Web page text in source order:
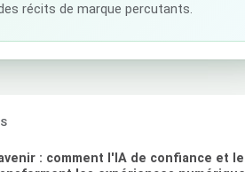
récits de marque percutants.
: comment l'IA de confiance et